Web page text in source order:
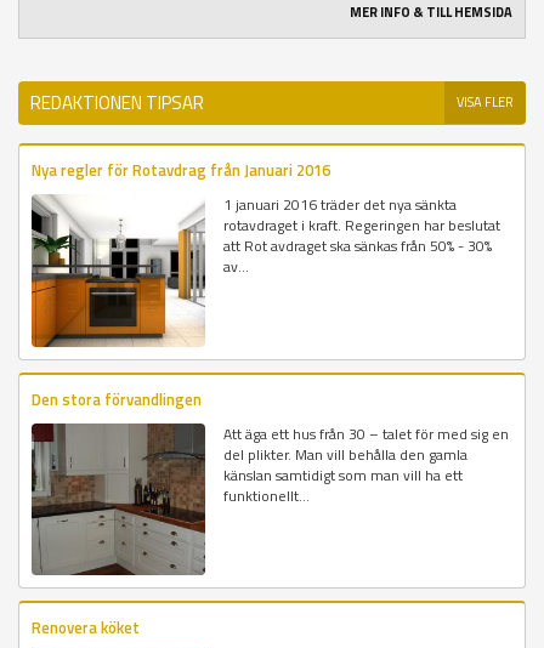
MER INFO & TILL HEMSIDA
REDAKTIONEN TIPSAR VISA FLER
Nya regler för Rotavdrag från Januari 2016
1 januari 2016 träder det nya sänkta
rotavdraget i kraft. Regeringen har beslutat
att Rot avdraget ska sänkas från 50% - 30%
av...
Den stora förvandlingen
Att äga ett hus från 30 – talet för med sig en
del plikter. Man vill behålla den gamla
känslan samtidigt som man vill ha ett
funktionellt...
Renovera köket